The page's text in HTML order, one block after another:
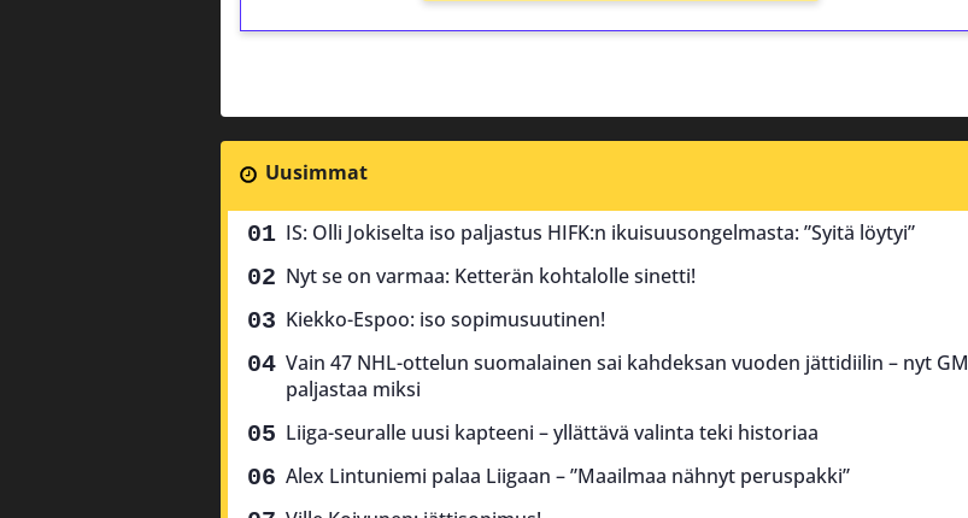
Uusimmat
IS: Olli Jokiselta iso paljastus HIFK:n ikuisuusongelmasta: ”Syitä löytyi”
Nyt se on varmaa: Ketterän kohtalolle sinetti!
Kiekko-Espoo: iso sopimusuutinen!
Vain 47 NHL-ottelun suomalainen sai kahdeksan vuoden jättidiilin – nyt GM
paljastaa miksi
Liiga-seuralle uusi kapteeni – yllättävä valinta teki historiaa
Alex Lintuniemi palaa Liigaan – ”Maailmaa nähnyt peruspakki”